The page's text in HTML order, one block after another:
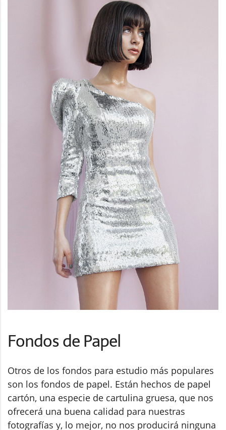
Fondos de Papel
Otros de los fondos para estudio más populares
son los fondos de papel. Están hechos de papel
cartón, una especie de cartulina gruesa, que nos
ofrecerá una buena calidad para nuestras
fotografías y, lo mejor, no nos producirá ninguna